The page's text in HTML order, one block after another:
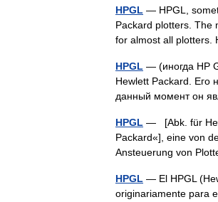
HPGL — HPGL,
Packard plotters. The
for almost all
HPGL — (иногда HP
Hewlett Packard. Его
данный момент он
HPGL — [Abk. für
Packard«], eine von
Ansteuerung von
HPGL — El HPGL
originariamente para